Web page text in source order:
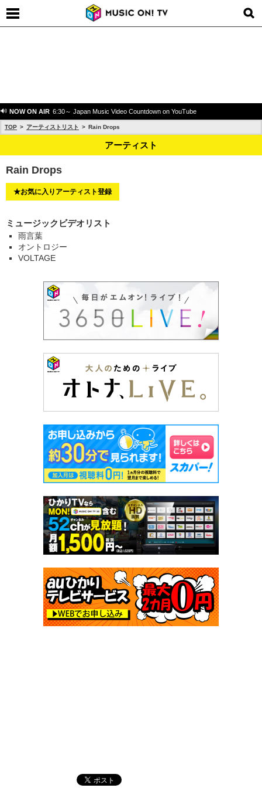
NOW ON AIR 6:30～ Japan Music Video Countdown on YouTube
TOP アーティストリスト Rain Drops
アーティスト
Rain Drops
★お気に入りアーティスト登録
ミュージックビデオリスト
雨言葉
オントロジー
VOLTAGE